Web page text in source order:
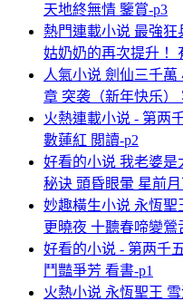
天地終無情 鑒賞-p3
熱門連載小说 最強狂
姑奶奶的再次提升！
人氣小说 劍仙三千
章 突袭（新年快乐）
火熱連載小说 - 第两
數蓮紅 閲讀-p2
好看的小说 我老婆是
秘诀 頭昏眼暈 星前
妙趣橫生小说 永恆聖
更曉夜 十聽春啼變鶯
好看的小说 - 第两千
鬥豔爭芳 看書-p1
火熱小说 永恆聖王